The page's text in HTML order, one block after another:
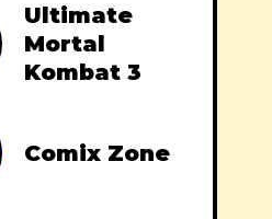
Ultimate
Mortal
Kombat 3
Comix Zone